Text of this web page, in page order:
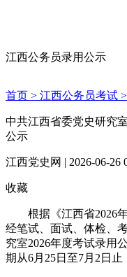
江西公务员录用公示
首页 > 江西公务员考试 >
中共江西省委党史研究
公示
江西党史网 | 2026-06-26
收藏
根据《江西省2026年
经笔试、面试、体检、
究室2026年度考试录用
期从6月25日至7月2日止